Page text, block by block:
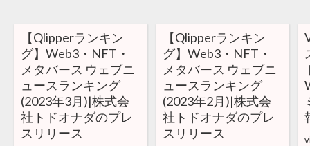
【Qlipperランキン
グ】Web3・NFT・
メタバース ウェブニ
ュースランキング
(2023年3月)|株式会
社トドオナダのプレ
スリリース
【Qlipperランキン
グ】Web3・NFT・
メタバース ウェブニ
ュースランキング
(2023年2月)|株式会
社トドオナダのプレ
スリリース